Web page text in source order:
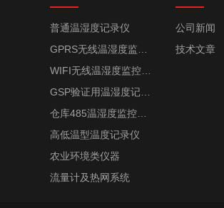
普通温湿度记录仪
高低温型温度记录仪
农业环境类仪器
流量计及热网系统
公司新闻
技术文章